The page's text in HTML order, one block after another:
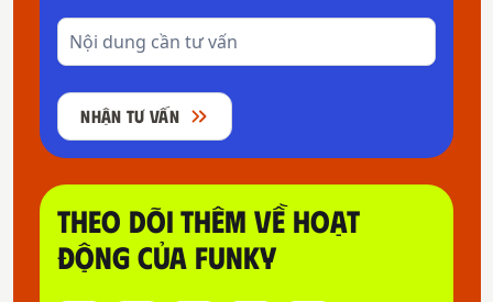
NHẬN TƯ VẤN
THEO DÕI THÊM VỀ HOẠT
ĐỘNG CỦA FUNKY